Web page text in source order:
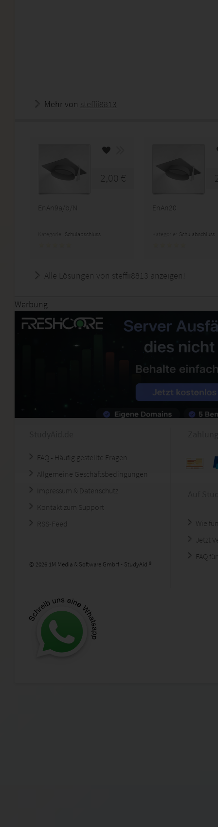
Mehr von steffii8813
2,00 €
EnAn9a/b/N
Schulabschluss
EnAn20
Schulabschluss
Alle Lösungen von steffii8813 anzeigen!
Werbung
FAQ - Häufig gestellte Fragen
Allgemeine Geschäftsbedingungen
Impressum & Datenschutz
Kontakt zum Support
RSS-Feed
© 2026 1M Media & Software GmbH - StudyAid ®
Wie
Jetzt
FAQ